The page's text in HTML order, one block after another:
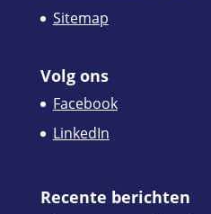
Sitemap
Volg ons
Facebook
LinkedIn
Recente berichten